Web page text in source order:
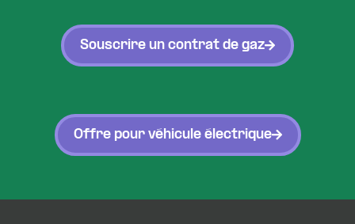
Souscrire un contrat de gaz
Offre pour véhicule électrique